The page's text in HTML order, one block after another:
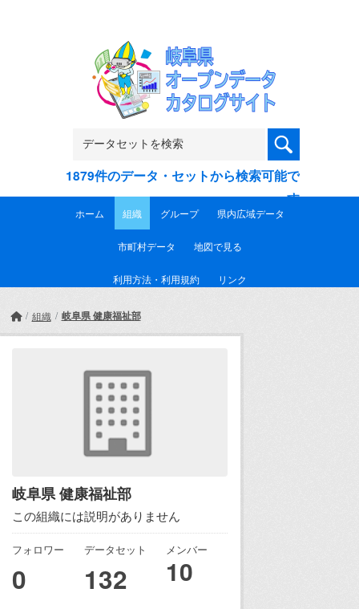
1879件のデータ・セットから検索可能で
す
ホーム 組織 グループ 県内広域データ
市町村データ 地図で見る
利用方法・利用規約 リンク
組織 岐阜県 健康福祉部
岐阜県 健康福祉部
この組織には説明がありません
フォロワー
0
データセット
132
メンバー
10